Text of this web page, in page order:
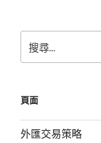
尋
字:
頁面
外匯交易策略